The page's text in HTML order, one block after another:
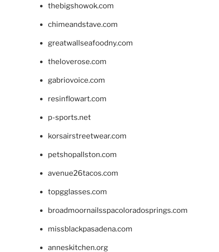
thebigshowok.com
chimeandstave.com
greatwallseafoodny.com
theloverose.com
gabriovoice.com
resinflowart.com
p-sports.net
korsairstreetwear.com
petshopallston.com
avenue26tacos.com
topgglasses.com
broadmoornailsspacoloradosprings.com
missblackpasadena.com
anneskitchen.org